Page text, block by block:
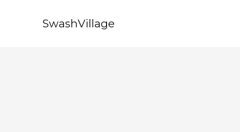
SwashVillage